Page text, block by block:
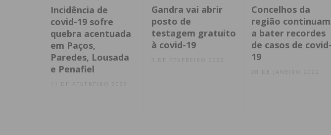
Incidência de
covid-19 sofre
quebra acentuada
em Paços,
Paredes, Lousada
e Penafiel
Gandra vai abrir
posto de
testagem gratuito
à covid-19
Concelhos da
região continuam
a bater recordes
de casos de covid-
19
28 DE JANEIRO 2022